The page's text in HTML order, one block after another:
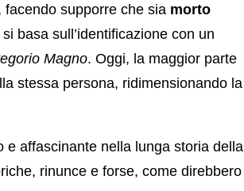
supporre che sia morto
basa sull’identificazione con un
Magno. Oggi, la maggior parte
stessa persona, ridimensionando la
e affascinante nella lunga storia della
rinunce e forse, come direbbero